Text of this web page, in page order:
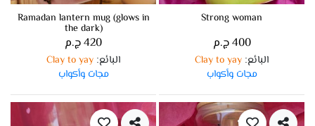
Strong woman
400 ج.م
البائع:
Clay to yay
مجات وأكواب
Ramadan lantern mug (glows in
the dark)
420 ج.م
البائع:
Clay to yay
مجات وأكواب